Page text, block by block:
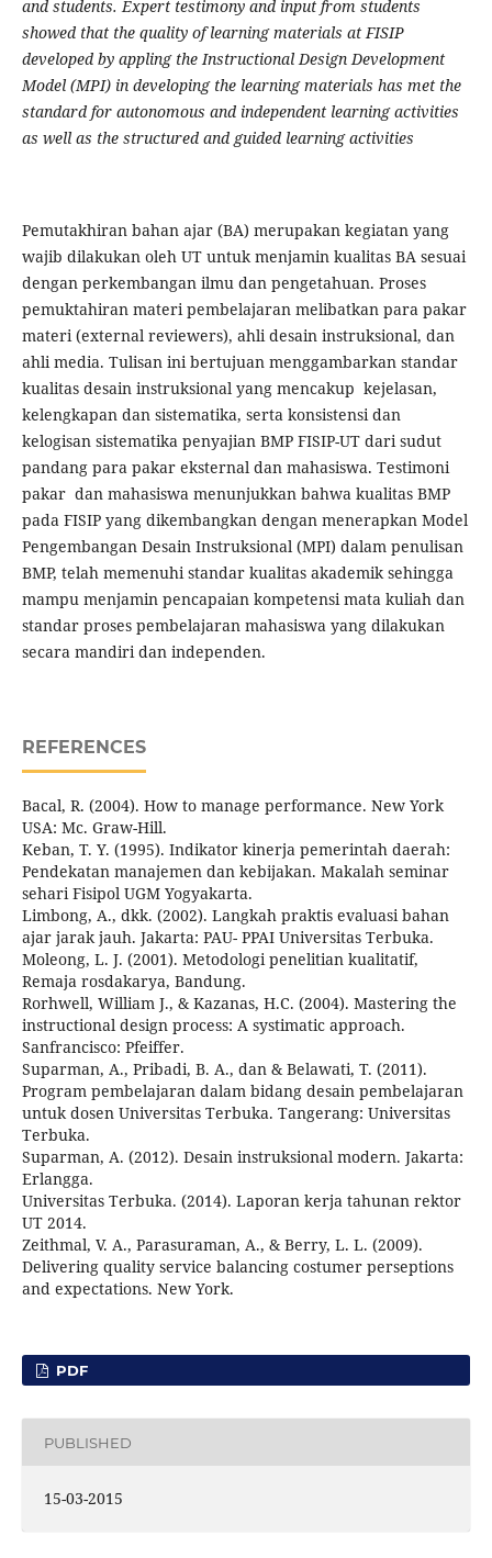
and students. Expert testimony and input from students
showed that the quality of learning materials at FISIP
developed by appling the Instructional Design Development
Model (MPI) in developing the learning materials has met the
standard for autonomous and independent learning activities
as well as the structured and guided learning activities
Pemutakhiran bahan ajar (BA) merupakan kegiatan yang
wajib dilakukan oleh UT untuk menjamin kualitas BA sesuai
dengan perkembangan ilmu dan pengetahuan. Proses
pemuktahiran materi pembelajaran melibatkan para pakar
materi (external reviewers), ahli desain instruksional, dan
ahli media. Tulisan ini bertujuan menggambarkan standar
kualitas desain instruksional yang mencakup kejelasan,
kelengkapan dan sistematika, serta konsistensi dan
kelogisan sistematika penyajian BMP FISIP-UT dari sudut
pandang para pakar eksternal dan mahasiswa. Testimoni
pakar dan mahasiswa menunjukkan bahwa kualitas BMP
pada FISIP yang dikembangkan dengan menerapkan Model
Pengembangan Desain Instruksional (MPI) dalam penulisan
BMP, telah memenuhi standar kualitas akademik sehingga
mampu menjamin pencapaian kompetensi mata kuliah dan
standar proses pembelajaran mahasiswa yang dilakukan
secara mandiri dan independen.
REFERENCES
Bacal, R. (2004). How to manage performance. New York
USA: Mc. Graw-Hill.
Keban, T. Y. (1995). Indikator kinerja pemerintah daerah:
Pendekatan manajemen dan kebijakan. Makalah seminar
sehari Fisipol UGM Yogyakarta.
Limbong, A., dkk. (2002). Langkah praktis evaluasi bahan
ajar jarak jauh. Jakarta: PAU- PPAI Universitas Terbuka.
Moleong, L. J. (2001). Metodologi penelitian kualitatif,
Remaja rosdakarya, Bandung.
Rorhwell, William J., & Kazanas, H.C. (2004). Mastering the
instructional design process: A systimatic approach.
Sanfrancisco: Pfeiffer.
Suparman, A., Pribadi, B. A., dan & Belawati, T. (2011).
Program pembelajaran dalam bidang desain pembelajaran
untuk dosen Universitas Terbuka. Tangerang: Universitas
Terbuka.
Suparman, A. (2012). Desain instruksional modern. Jakarta:
Erlangga.
Universitas Terbuka. (2014). Laporan kerja tahunan rektor
UT 2014.
Zeithmal, V. A., Parasuraman, A., & Berry, L. L. (2009).
Delivering quality service balancing costumer perseptions
and expectations. New York.
PDF
PUBLISHED
15-03-2015